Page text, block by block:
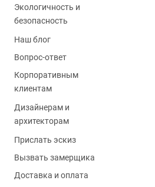
Экологичность и
безопасность
Наш блог
Вопрос-ответ
Корпоративным
клиентам
Дизайнерам и
архитекторам
Прислать эскиз
Вызвать замерщика
Доставка и оплата